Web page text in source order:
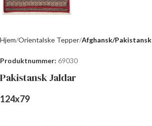
Hjem Orientalske Tepper Afghansk/Pakistansk
Produktnummer: 69030
Pakistansk Jaldar
124x79